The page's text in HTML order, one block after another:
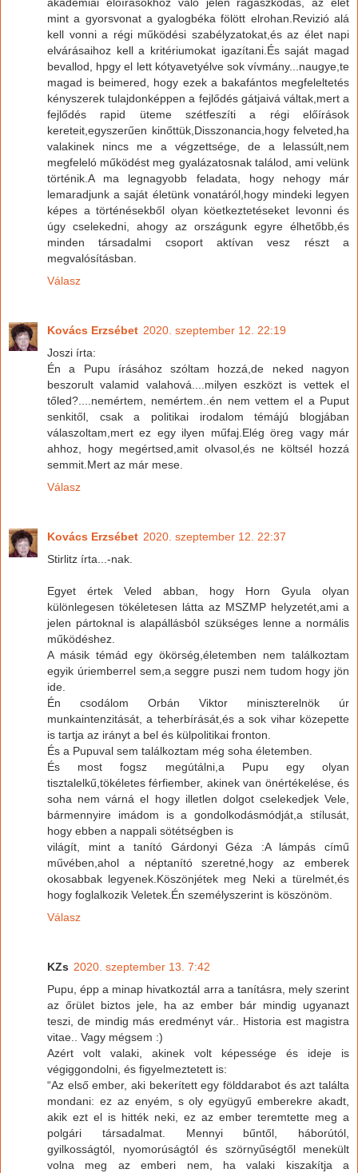
mint a gyorsvonat a gyalogbéka fölött elrohan.Revizió alá
kell vonni a régi működési szabélyzatokat,és az élet napi
elvárásaihoz kell a kritériumokat igazítani.És saját magad
bevallod, hpgy el lett kótyavetyélve sok vívmány...naugye,te
magad is beimered, hogy ezek a bakafántos megfeleltetés
kényszerek tulajdonképpen a fejlődés gátjaivá váltak,mert a
fejlődés rapid üteme szétfeszíti a régi előírások
kereteit,egyszerűen kinőttük,Disszonancia,hogy felveted,ha
valakinek nincs me a végzettsége, de a lelassúlt,nem
megfeleló működést meg gyalázatosnak találod, ami velünk
történik.A ma legnagyobb feladata, hogy nehogy már
lemaradjunk a saját életünk vonatáról,hogy mindeki legyen
képes a történésekből olyan köetkeztetéseket levonni és
úgy cselekedni, ahogy az országunk egyre élhetőbb,és
minden társadalmi csoport aktívan vesz részt a
megvalósításban.
Válasz
Kovács Erzsébet 2020. szeptember 12. 22:19
Joszi írta:
Én a Pupu írásához szóltam hozzá,de neked nagyon
beszorult valamid valahová....milyen eszközt is vettek el
tőled?....nemértem, nemértem..én nem vettem el a Puput
senkitől, csak a politikai irodalom témájú blogjában
válaszoltam,mert ez egy ilyen műfaj.Elég öreg vagy már
ahhoz, hogy megértsed,amit olvasol,és ne költsél hozzá
semmit.Mert az már mese.
Válasz
Kovács Erzsébet 2020. szeptember 12. 22:37
Stirlitz írta...-nak.
Egyet értek Veled abban, hogy Horn Gyula olyan
különlegesen tökéletesen látta az MSZMP helyzetét,ami a
jelen pártoknal is alapállásból szükséges lenne a normális
működéshez.
A másik témád egy ökörség,életemben nem találkoztam
egyik úriemberrel sem,a seggre puszi nem tudom hogy jön
ide.
Én csodálom Orbán Viktor miniszterelnök úr
munkaintenzitását, a teherbírását,és a sok vihar közepette
is tartja az irányt a bel és külpolitikai fronton.
És a Pupuval sem találkoztam még soha életemben.
És most fogsz megútálni,a Pupu egy olyan
tisztalelkű,tökéletes férfiember, akinek van önértékelése, és
soha nem várná el hogy illetlen dolgot cselekedjek Vele,
bármennyire imádom is a gondolkodásmódját,a stílusát,
hogy ebben a nappali sötétségben is
világít, mint a tanító Gárdonyi Géza :A lámpás című
művében,ahol a néptanító szeretné,hogy az emberek
okosabbak legyenek.Köszönjétek meg Neki a türelmét,és
hogy foglalkozik Veletek.Én személyszerint is köszönöm.
Válasz
KZs 2020. szeptember 13. 7:42
Pupu, épp a minap hivatkoztál arra a tanításra, mely szerint
az őrület biztos jele, ha az ember bár mindig ugyanazt
teszi, de mindig más eredményt vár.. Historia est magistra
vitae.. Vagy mégsem :)
Azért volt valaki, akinek volt képessége és ideje is
végiggondolni, és figyelmeztetett is:
“Az első ember, aki bekerített egy földdarabot és azt találta
mondani: ez az enyém, s oly együgyű emberekre akadt,
akik ezt el is hitték neki, ez az ember teremtette meg a
polgári társadalmat. Mennyi bűntől, háborútól,
gyilkosságtól, nyomorúságtól és szörnyűségtől menekült
volna meg az emberi nem, ha valaki kiszakítja a